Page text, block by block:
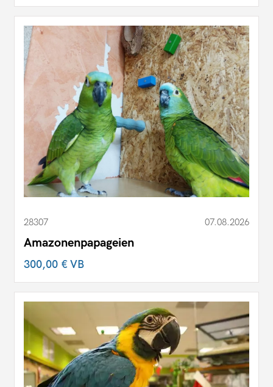
28307 07.08.2026
Amazonenpapageien
300,00 €VB